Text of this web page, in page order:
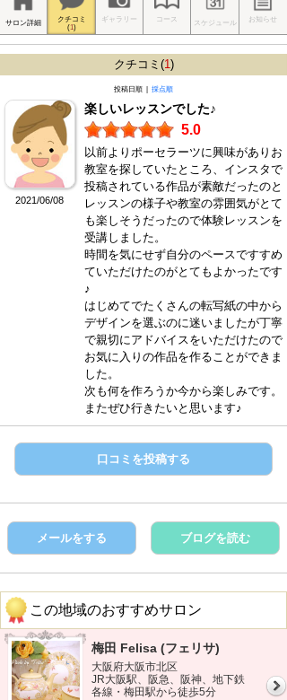
サロン詳細
クチコミ
(1)
ギャラリー コース スケジュール お知らせ
クチコミ(1)
投稿日順 | 採点順
2021/06/08
楽しいレッスンでした♪
5.0
以前よりポーセラーツに興味がありお
教室を探していたところ、インスタで
投稿されている作品が素敵だったのと
レッスンの様子や教室の雰囲気がとて
も楽しそうだったので体験レッスンを
受講しました。
時間を気にせず自分のペースですすめ
ていただけたのがとてもよかったです
♪
はじめてでたくさんの転写紙の中から
デザインを選ぶのに迷いましたが丁寧
で親切にアドバイスをいただけたので
お気に入りの作品を作ることができま
した。
次も何を作ろうか今から楽しみです。
またぜひ行きたいと思います♪
口コミを投稿する
メールをする ブログを読む
この地域のおすすめサロン
梅田 Felisa (フェリサ)
大阪府大阪市北区
JR大阪駅、阪急、阪神、地下鉄
各線・梅田駅から徒歩5分